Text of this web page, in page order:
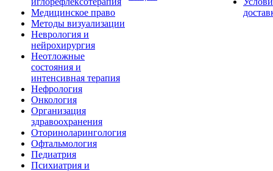
Медицинское право
Методы визуализации
Неврология и
нейрохирургия
Неотложные
состояния и
интенсивная терапия
Нефрология
Онкология
Организация
здравоохранения
Оториноларингология
Офтальмология
Педиатрия
Психиатрия и